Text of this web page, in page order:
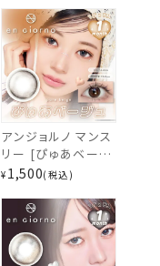
アンジョルノ マンス
リー [ぴゅあベージ
ュ] 1ヶ月 [2枚入]
1Month EC96010
¥ 1,500 税込